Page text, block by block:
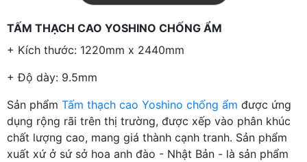
TẤM THẠCH CAO YOSHINO CHỐNG ẨM
+ Kích thước: 1220mm x 2440mm
+ Độ dày: 9.5mm
Sản phẩm Tấm thạch cao Yoshino chống ẩm được ứng
dụng rộng rãi trên thị trường, được xếp vào phân khúc
chất lượng cao, mang giá thành cạnh tranh. Sản phẩm
xuất xứ ở sứ sở hoa anh đào - Nhật Bản - là sản phẩm